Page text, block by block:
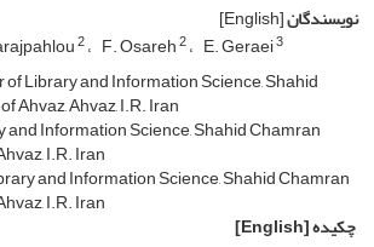
نویسندگان[English]
2 F. Osareh2 E. Geraei3
Library and Information Science, Shahid
Ahvaz, Ahvaz, I.R. Iran
and Information Science, Shahid Chamran
I.R. Iran
and Information Science, Shahid Chamran
I.R. Iran
چکیده[English]